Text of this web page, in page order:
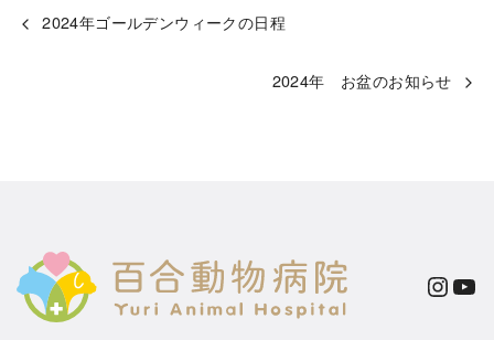
2024年ゴールデンウィークの日程
2024年 お盆のお知らせ
InstagramYouTube